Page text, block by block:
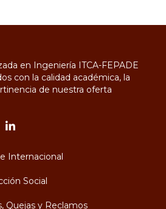
en Ingeniería ITCA-FEPADE
con la calidad académica, la
de nuestra oferta
Internacional
Social
Quejas y Reclamos